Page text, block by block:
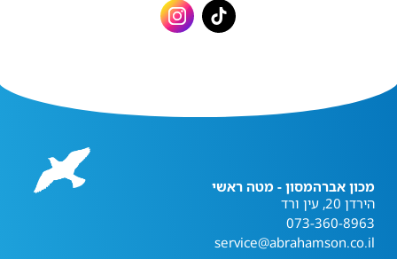
מכון אברהמסון - מטה ראשי
הירדן 20, עין ורד
073-360-8963
service@abrahamson.co.il